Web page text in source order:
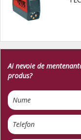
Ai nevoie de
produs?